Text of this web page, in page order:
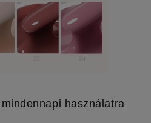
használatra